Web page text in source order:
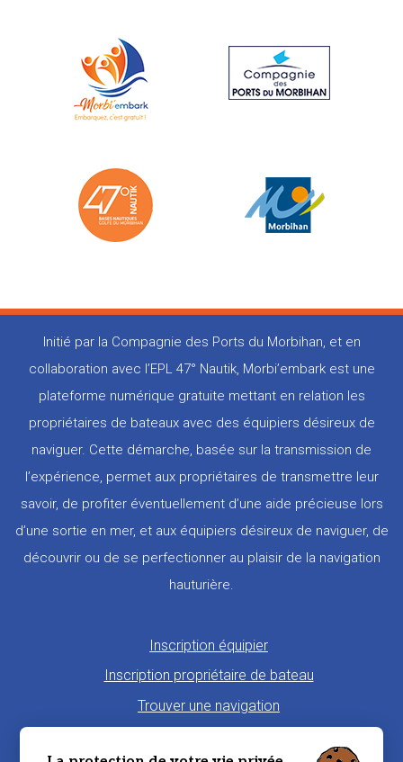
Initié par la Compagnie des Ports du Morbihan, et en
collaboration avec l’EPL 47° Nautik, Morbi’embark est une
plateforme numérique gratuite mettant en relation les
propriétaires de bateaux avec des équipiers désireux de
naviguer. Cette démarche, basée sur la transmission de
l’expérience, permet aux propriétaires de transmettre leur
savoir, de profiter éventuellement d’une aide précieuse lors
d’une sortie en mer, et aux équipiers désireux de naviguer, de
découvrir ou de se perfectionner au plaisir de la navigation
hauturière.
Inscription équipier
Inscription propriétaire de bateau
Trouver une navigation